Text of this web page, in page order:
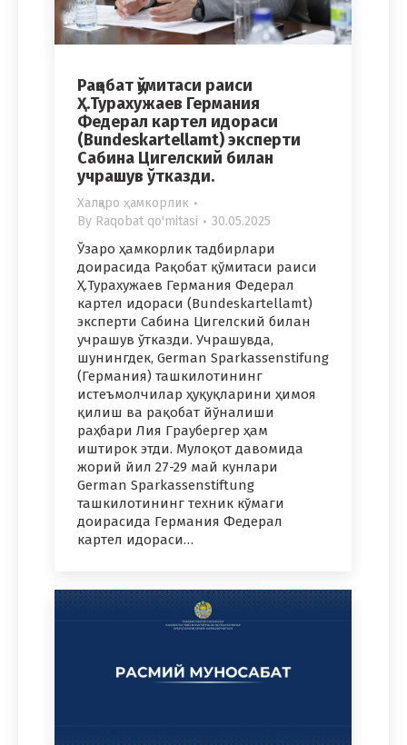
Рақобат қўмитаси раиси
Ҳ.Турахужаев Германия
Федерал картел идораси
(Bundeskartellamt) эксперти
Сабина Цигелский билан
учрашув ўтказди.
Халқаро ҳамкорлик
By Raqobat qo'mitasi 30.05.2025
Ўзаро ҳамкорлик тадбирлари
доирасида Рақобат қўмитаси раиси
Ҳ.Турахужаев Германия Федерал
картел идораси (Bundeskartellamt)
эксперти Сабина Цигелский билан
учрашув ўтказди. Учрашувда,
шунингдек, German Sparkassenstifung
(Германия) ташкилотининг
истеъмолчилар ҳуқуқларини ҳимоя
қилиш ва рақобат йўналиши
раҳбари Лия Граубергер ҳам
иштирок этди. Мулоқот давомида
жорий йил 27-29 май кунлари
German Sparkassenstiftung
ташкилотининг техник кўмаги
доирасида Германия Федерал
картел идораси…